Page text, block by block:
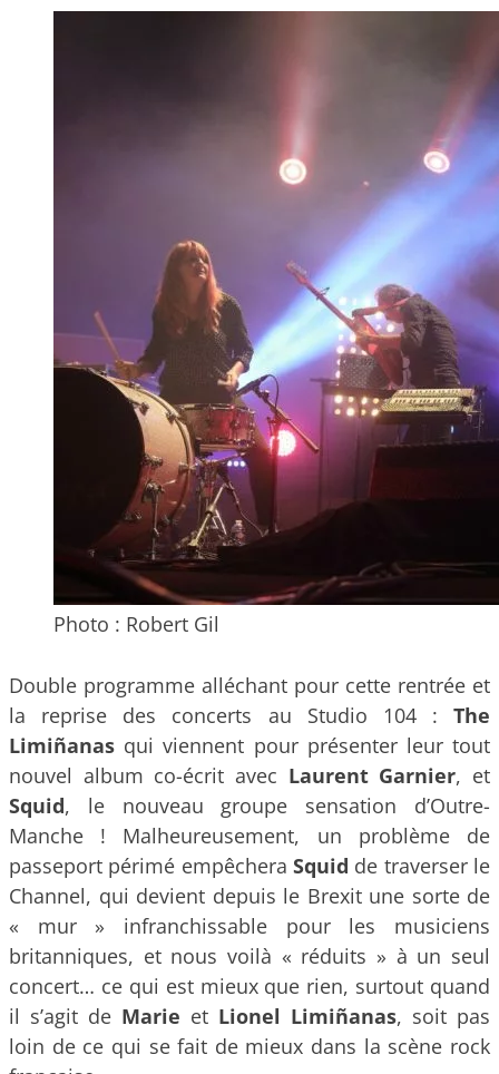
Photo : Robert Gil
Double programme alléchant pour cette rentrée et
la reprise des concerts au Studio 104 : The
Limiñanas qui viennent pour présenter leur tout
nouvel album co-écrit avec Laurent Garnier, et
Squid, le nouveau groupe sensation d’Outre-
Manche ! Malheureusement, un problème de
passeport périmé empêchera Squid de traverser le
Channel, qui devient depuis le Brexit une sorte de
« mur » infranchissable pour les musiciens
britanniques, et nous voilà « réduits » à un seul
concert… ce qui est mieux que rien, surtout quand
il s’agit de Marie et Lionel Limiñanas, soit pas
loin de ce qui se fait de mieux dans la scène rock